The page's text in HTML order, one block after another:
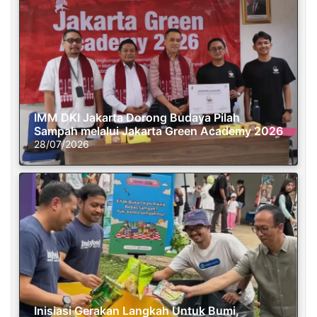
IMM DKI Jakarta Dorong Budaya Pilah
Sampah melalui Jakarta Green Academy 2026
28/07/2026
Inisiasi Gerakan Langkah Untuk Bumi,